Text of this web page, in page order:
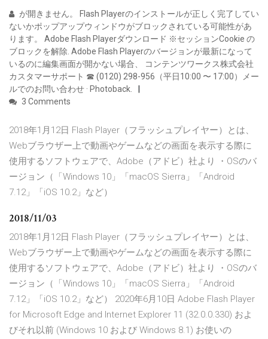
が開きません。 Flash Playerのインストールが正しく完了してい
ないかポップアップウィンドウがブロックされている可能性があ
ります。 Adobe Flash Playerダウンロード ※セッションCookie の
ブロックを解除. Adobe Flash Playerのバージョンが最新になって
いるのに編集画面が開かない場合、 コンテンツワークス株式会社
カスタマーサポート ☎ (0120) 298-956（平日10:00 〜 17:00）メー
ルでのお問い合わせ · Photoback.
3 Comments
2018年1月12日 Flash Player（フラッシュプレイヤー）とは、
Webブラウザー上で動画やゲームなどの画面を表示する際に
使用するソフトウェアで、Adobe（アドビ）社より ・OSのバ
ージョン（「Windows 10」「macOS Sierra」「Android
7.12」「iOS 10.2」など）
2018/11/03
2018年1月12日 Flash Player（フラッシュプレイヤー）とは、
Webブラウザー上で動画やゲームなどの画面を表示する際に
使用するソフトウェアで、Adobe（アドビ）社より ・OSのバ
ージョン（「Windows 10」「macOS Sierra」「Android
7.12」「iOS 10.2」など） 2020年6月10日 Adobe Flash Player
for Microsoft Edge and Internet Explorer 11 (32.0.0.330) およ
びそれ以前 (Windows 10 および Windows 8.1) お使いの